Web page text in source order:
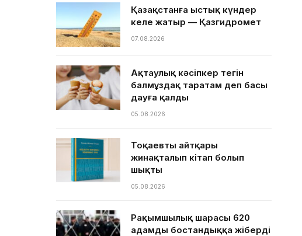
Қазақстанға ыстық күндер
келе жатыр — Қазгидромет
07.08.2026
Ақтаулық кәсіпкер тегін
балмұздақ таратам деп басы
дауға қалды
05.08.2026
Тоқаевтың айтқары
жинақталып кітап болып
шықты
05.08.2026
Рақымшылық шарасы 620
адамды бостандыққа жіберді